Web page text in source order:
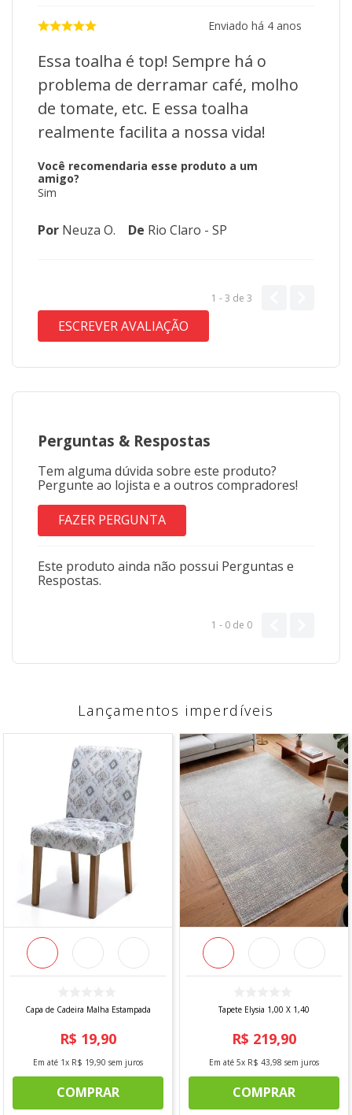
Enviado há 4 anos
Essa toalha é top! Sempre há o
problema de derramar café, molho
de tomate, etc. E essa toalha
realmente facilita a nossa vida!
Você recomendaria esse produto a um
amigo?
Sim
Por Neuza O. De Rio Claro - SP
1 - 3 de 3
ESCREVER AVALIAÇÃO
Perguntas & Respostas
Tem alguma dúvida sobre este produto?
Pergunte ao lojista e a outros compradores!
FAZER PERGUNTA
Este produto ainda não possui Perguntas e
Respostas.
1 - 0 de 0
Lançamentos imperdíveis
Capa de Cadeira Malha Estampada
R$ 19,90
Em até 1x R$ 19,90 sem juros
COMPRAR
Tapete Elysia 1,00 X 1,40
R$ 219,90
Em até 5x R$ 43,98 sem juros
COMPRAR